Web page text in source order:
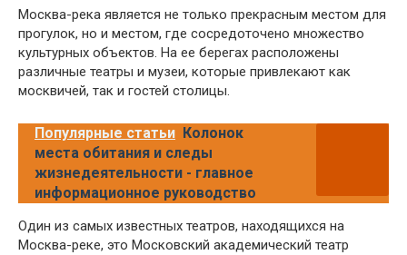
Москва-река является не только прекрасным местом для
прогулок, но и местом, где сосредоточено множество
культурных объектов. На ее берегах расположены
различные театры и музеи, которые привлекают как
москвичей, так и гостей столицы.
Популярные статьи Колонок
места обитания и следы
жизнедеятельности - главное
информационное руководство
Один из самых известных театров, находящихся на
Москва-реке, это Московский академический театр